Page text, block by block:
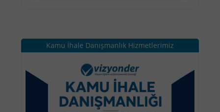
Kamu İhale Danışmanlık Hizmetlerimiz